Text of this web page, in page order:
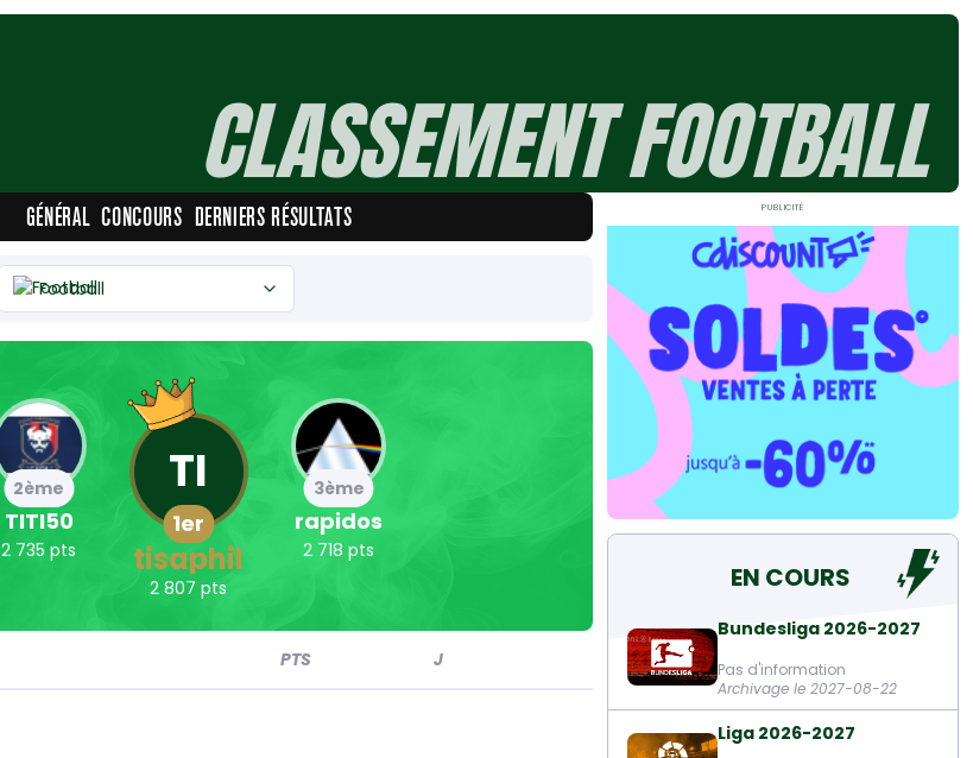
CLASSEMENT FOOTBALL
GÉNÉRAL CONCOURS DERNIERS RÉSULTATS
Football
TITI50
2ème
2 735 pts
TI
tisaphil
1er
2 807 pts
rapidos
3ème
2 718 pts
PTS J
Publicité
EN COURS
Bundesliga 2026-2027
Pas d'information
Archivage le 2027-08-22
Liga 2026-2027